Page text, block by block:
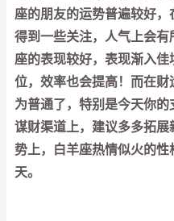
座的朋友的运势普遍较好
得到一些关注，人气上会
座的表现较好，表现渐入
位，效率也会提高！而在
为普通了，特别是今天你
谋财渠道上，建议多多拓
势上，白羊座热情似火的
天。